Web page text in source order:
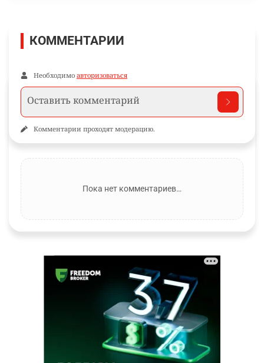
КОММЕНТАРИИ
Необходимо авторизоваться
Комментарии проходят модерацию.
Пока нет комментариев…